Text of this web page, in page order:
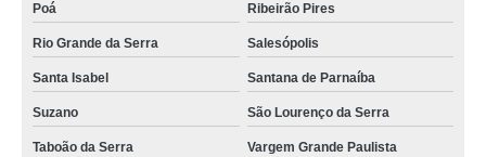
Poá Ribeirão Pires
Rio Grande da Serra Salesópolis
Santa Isabel Santana de Parnaíba
Suzano São Lourenço da Serra
Taboão da Serra
Vargem Grande Paulista